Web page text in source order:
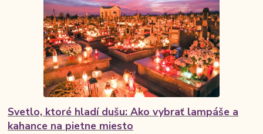
Svetlo, ktoré hladí dušu: Ako vybrať lampáše a
kahance na pietne miesto